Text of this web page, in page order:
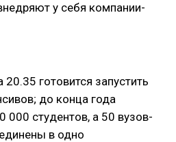
у себя компании-
готовится запустить
до конца года
000 студентов, а 50 вузов-
в одно